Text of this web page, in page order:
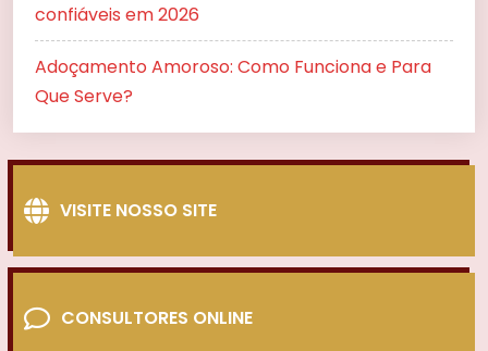
confiáveis em 2026
Adoçamento Amoroso: Como Funciona e Para
Que Serve?
VISITE NOSSO SITE
CONSULTORES ONLINE